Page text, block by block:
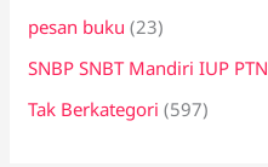
pesan buku (23)
SNBP SNBT Mandiri IUP PTN
Tak Berkategori (597)